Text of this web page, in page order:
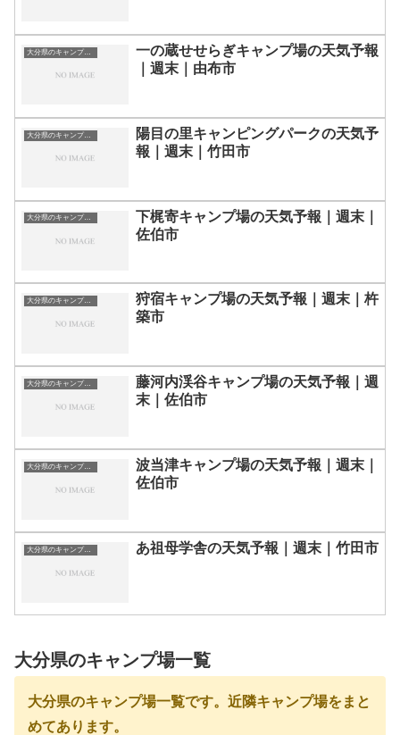
大分県のキャンプ場一覧
一の蔵せせらぎキャンプ場の天気予報
｜週末｜由布市
大分県のキャンプ場一覧
陽目の里キャンピングパークの天気予
報｜週末｜竹田市
大分県のキャンプ場一覧
下梶寄キャンプ場の天気予報｜週末｜
佐伯市
大分県のキャンプ場一覧
狩宿キャンプ場の天気予報｜週末｜杵
築市
大分県のキャンプ場一覧
藤河内渓谷キャンプ場の天気予報｜週
末｜佐伯市
大分県のキャンプ場一覧
波当津キャンプ場の天気予報｜週末｜
佐伯市
大分県のキャンプ場一覧 あ祖母学舎の天気予報｜週末｜竹田市
大分県のキャンプ場一覧
大分県のキャンプ場一覧です。近隣キャンプ場をまと
めてあります。